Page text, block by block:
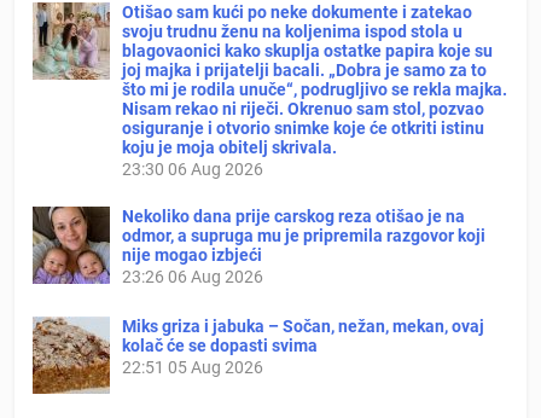
Otišao sam kući po neke dokumente i zatekao
svoju trudnu ženu na koljenima ispod stola u
blagovaonici kako skuplja ostatke papira koje su
joj majka i prijatelji bacali. „Dobra je samo za to
što mi je rodila unuče“, podrugljivo se rekla majka.
Nisam rekao ni riječi. Okrenuo sam stol, pozvao
osiguranje i otvorio snimke koje će otkriti istinu
koju je moja obitelj skrivala.
23:30 06 Aug 2026
Nekoliko dana prije carskog reza otišao je na
odmor, a supruga mu je pripremila razgovor koji
nije mogao izbjeći
23:26 06 Aug 2026
Miks griza i jabuka – Sočan, nežan, mekan, ovaj
kolač će se dopasti svima
22:51 05 Aug 2026